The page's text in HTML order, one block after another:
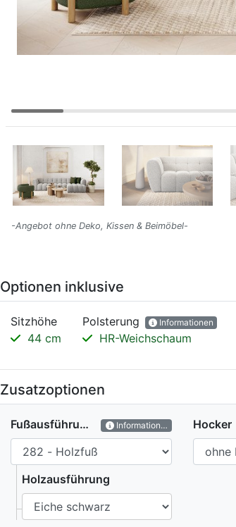
-Angebot ohne Deko, Kissen & Beimöbel-
Optionen inklusive
Sitzhöhe
44 cm
Polsterung Informationen
HR-Weichschaum
Zusatzoptionen
Fußausführung Informationen
Holzausführung
Hocker